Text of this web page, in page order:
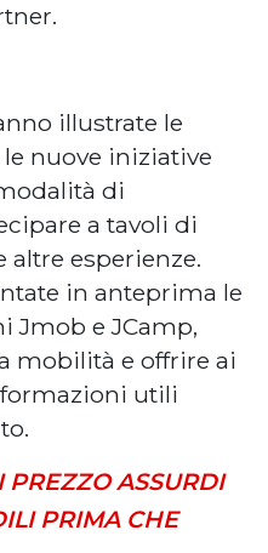
illustrate le
nuove iniziative
di
a tavoli di
altre esperienze.
in anteprima le
Jmob e JCamp,
mobilità e offrire ai
utili
PREZZO ASSURDI
PRIMA CHE